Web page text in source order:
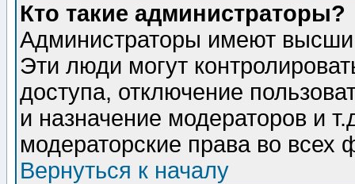
Кто такие администраторы?
Администраторы имеют
Эти люди могут
доступа, отключение
и назначение модераторов и
модераторские права во всех
Вернуться к началу